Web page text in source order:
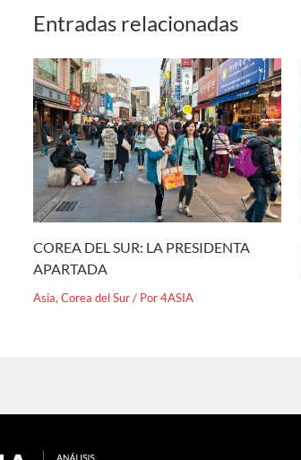
Entradas relacionadas
COREA DEL SUR: LA PRESIDENTA
APARTADA
Asia, Corea del Sur/ Por4ASIA